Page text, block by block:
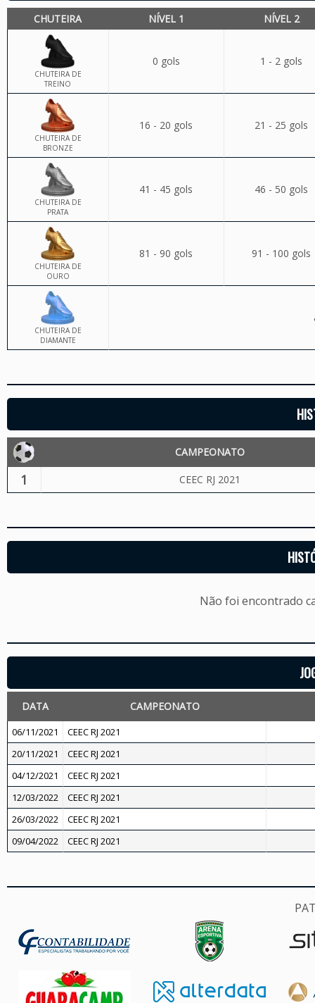
CHUTEIRA NÍVEL 1 NÍVEL 2
CHUTEIRA DE
TREINO
0 gols 1 - 2 gols
CHUTEIRA DE
BRONZE
16 - 20 gols 21 - 25 gols
CHUTEIRA DE
PRATA
41 - 45 gols 46 - 50 gols
CHUTEIRA DE
OURO
81 - 90 gols 91 - 100 gols
CHUTEIRA DE
DIAMANTE
CAMPEONATO
1 CEEC RJ 2021
Não foi encontrado
DATA CAMPEONATO
06/11/2021
CEEC RJ 2021
20/11/2021
CEEC RJ 2021
04/12/2021
CEEC RJ 2021
12/03/2022
CEEC RJ 2021
26/03/2022
CEEC RJ 2021
09/04/2022
CEEC RJ 2021